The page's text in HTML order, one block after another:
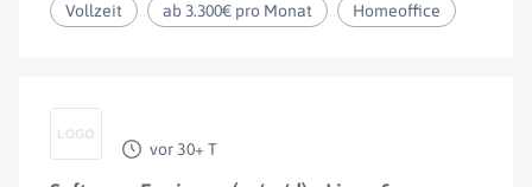
Vollzeit ab 3.300€ pro Monat Homeoffice
vor 30+ T